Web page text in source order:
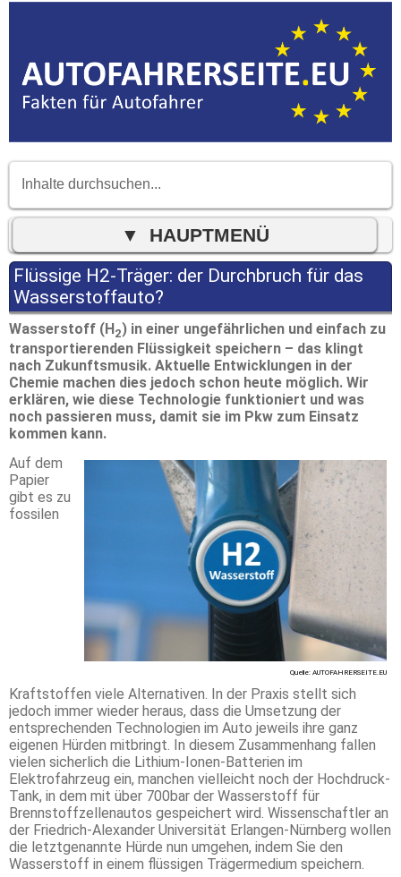
Flüssige H2-Träger: der Durchbruch für das
Wasserstoffauto?
Wasserstoff (H2) in einer ungefährlichen und einfach zu
transportierenden Flüssigkeit speichern – das klingt
nach Zukunftsmusik. Aktuelle Entwicklungen in der
Chemie machen dies jedoch schon heute möglich. Wir
erklären, wie diese Technologie funktioniert und was
noch passieren muss, damit sie im Pkw zum Einsatz
kommen kann.
Quelle: AUTOFAHRERSEITE.EU
Auf dem
Papier
gibt es zu
fossilen
Kraftstoffen viele Alternativen. In der Praxis stellt sich
jedoch immer wieder heraus, dass die Umsetzung der
entsprechenden Technologien im Auto jeweils ihre ganz
eigenen Hürden mitbringt. In diesem Zusammenhang fallen
vielen sicherlich die Lithium-Ionen-Batterien im
Elektrofahrzeug ein, manchen vielleicht noch der Hochdruck-
Tank, in dem mit über 700bar der Wasserstoff für
Brennstoffzellenautos gespeichert wird. Wissenschaftler an
der Friedrich-Alexander Universität Erlangen-Nürnberg wollen
die letztgenannte Hürde nun umgehen, indem Sie den
Wasserstoff in einem flüssigen Trägermedium speichern.